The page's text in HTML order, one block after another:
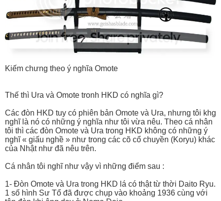
Kiếm chưng theo ý nghĩa Omote
Thế thì Ura và Omote tronh HKD có nghĩa gì?
Các đòn HKD tuy có phiên bản Omote và Ura, nhưng tôi khg
nghĩ là nó có những ý nghĩa như tôi vừa nêu. Theo cá nhân
tôi thì các đòn Omote và Ura trong HKD không có những ý
nghĩ « giấu nghề » như trong các cõ cổ chuyền (Koryu) khác
của Nhật như đã nêu trên.
Cá nhân tôi nghĩ như vậy vì những điểm sau :
1- Đòn Omote và Ura trong HKD lá có thật từ thời Daito Ryu.
1 số hình Sư Tổ đã được chụp vào khoảng 1936 cùng với